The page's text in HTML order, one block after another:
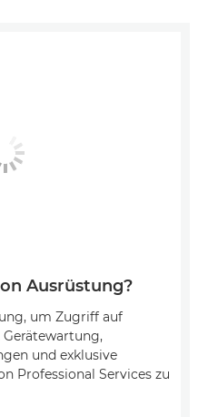
Ausrüstung?
um Zugriff auf
und exklusive
Professional Services zu